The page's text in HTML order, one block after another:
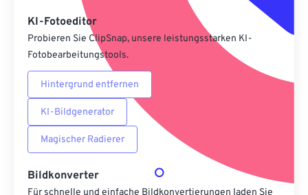
Von URL
KI-Fotoeditor
Probieren Sie ClipSnap, unsere leistungsstarken KI-
Fotobearbeitungstools.
Hintergrund entfernen
KI-Bildgenerator
Magischer Radierer
Bildkonverter
Für schnelle und einfache Bildkonvertierungen laden Sie